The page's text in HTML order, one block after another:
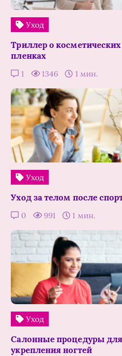
Уход
Триллер о
пленках
1 1346 1 мин.
Уход
Уход за телом после
0 991 1 мин.
Уход
Салонные процедуры для
укрепления ногтей